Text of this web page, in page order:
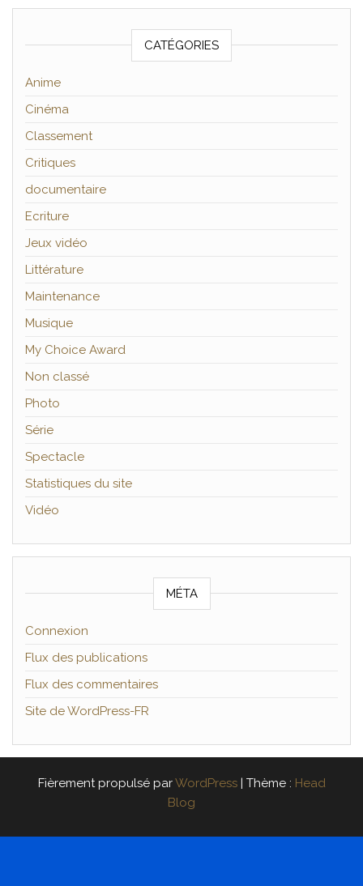
CATÉGORIES
Anime
Cinéma
Classement
Critiques
documentaire
Ecriture
Jeux vidéo
Littérature
Maintenance
Musique
My Choice Award
Non classé
Photo
Série
Spectacle
Statistiques du site
Vidéo
MÉTA
Connexion
Flux des publications
Flux des commentaires
Site de WordPress-FR
Fièrement propulsé parWordPress | Thème : Head
Blog